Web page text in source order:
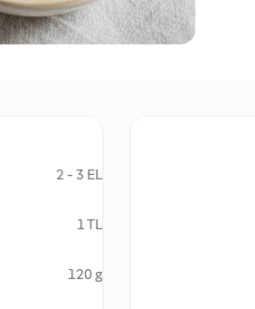
2 - 3 EL
1 TL
120 g